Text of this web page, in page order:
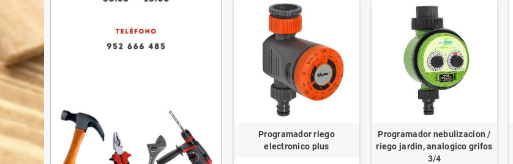
Programador riego
electronico plus
Programador nebulizacion /
riego jardin, analogico grifos
3/4